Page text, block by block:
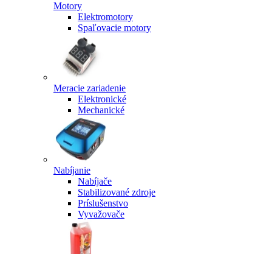
Motory
Elektromotory
Spaľovacie motory
Meracie zariadenie
Elektronické
Mechanické
Nabíjanie
Nabíjače
Stabilizované zdroje
Príslušenstvo
Vyvažovače